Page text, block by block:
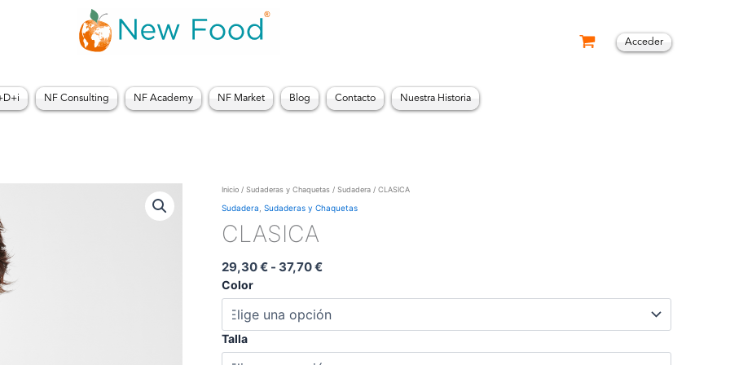
Acceder
NF Consulting NF Academy NF Market Blog Contacto Nuestra Historia
Inicio / Sudaderas y Chaquetas / Sudadera / CLASICA
Sudadera Sudaderas y Chaquetas
CLASICA
29,30€ - 37,70€
Rango
de
hasta
Color
Talla
CLASICA
cantidad